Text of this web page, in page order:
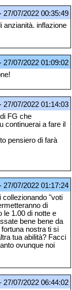
27/07/2022 00:35:49
anzianità. inflazione
27/07/2022 01:09:02
27/07/2022 01:14:03
FG che
continuerai a fare il
pensiero di farà
27/07/2022 01:17:24
collezionando "voti
di
le 1.00 di notte e
bene bene da
nostra ti si
tua abilità? Facci
ovunque noi
27/07/2022 06:44:02